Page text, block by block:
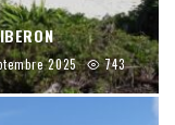
2025 743